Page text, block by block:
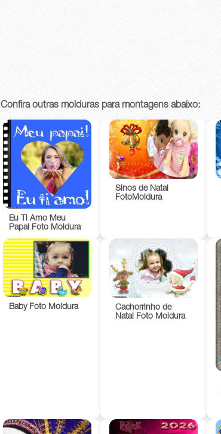
Confira outras molduras para montagens abaixo:
Eu Ti Amo Meu
Papai Foto Moldura
Sinos de Natal
FotoMoldura
Baby Foto Moldura
Cachorrinho de
Natal Foto Moldura